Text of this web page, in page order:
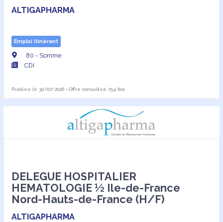
ALTIGAPHARMA
Emploi itinérant
80 - Somme
CDI
Publiée le 30/07/2026 • Offre consultée 754 fois
DELEGUE HOSPITALIER
HEMATOLOGIE ½ Ile-de-France
Nord-Hauts-de-France (H/F)
ALTIGAPHARMA